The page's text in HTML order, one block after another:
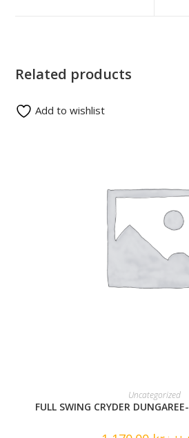
Related products
READ MORE
Uncategorized
FULL SWING CRYDER
Add to wishlist